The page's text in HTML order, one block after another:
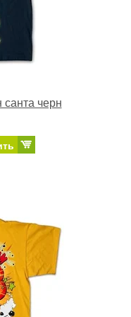
санта черн